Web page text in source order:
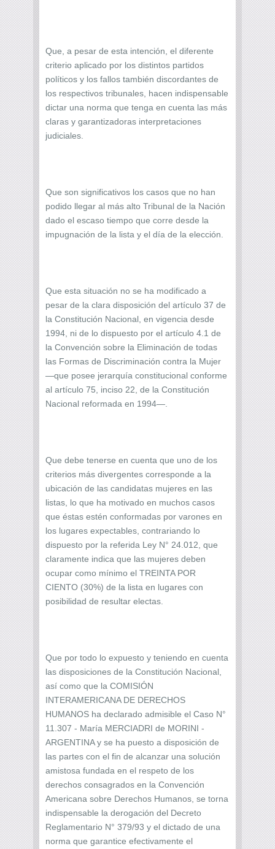
Que, a pesar de esta intención, el diferente
criterio aplicado por los distintos partidos
políticos y los fallos también discordantes de
los respectivos tribunales, hacen indispensable
dictar una norma que tenga en cuenta las más
claras y garantizadoras interpretaciones
judiciales.
Que son significativos los casos que no han
podido llegar al más alto Tribunal de la Nación
dado el escaso tiempo que corre desde la
impugnación de la lista y el día de la elección.
Que esta situación no se ha modificado a
pesar de la clara disposición del artículo 37 de
la Constitución Nacional, en vigencia desde
1994, ni de lo dispuesto por el artículo 4.1 de
la Convención sobre la Eliminación de todas
las Formas de Discriminación contra la Mujer
—que posee jerarquía constitucional conforme
al artículo 75, inciso 22, de la Constitución
Nacional reformada en 1994—.
Que debe tenerse en cuenta que uno de los
criterios más divergentes corresponde a la
ubicación de las candidatas mujeres en las
listas, lo que ha motivado en muchos casos
que éstas estén conformadas por varones en
los lugares expectables, contrariando lo
dispuesto por la referida Ley N° 24.012, que
claramente indica que las mujeres deben
ocupar como mínimo el TREINTA POR
CIENTO (30%) de la lista en lugares con
posibilidad de resultar electas.
Que por todo lo expuesto y teniendo en cuenta
las disposiciones de la Constitución Nacional,
así como que la COMISIÓN
INTERAMERICANA DE DERECHOS
HUMANOS ha declarado admisible el Caso N°
11.307 - María MERCIADRI de MORINI -
ARGENTINA y se ha puesto a disposición de
las partes con el fin de alcanzar una solución
amistosa fundada en el respeto de los
derechos consagrados en la Convención
Americana sobre Derechos Humanos, se torna
indispensable la derogación del Decreto
Reglamentario N° 379/93 y el dictado de una
norma que garantice efectivamente el